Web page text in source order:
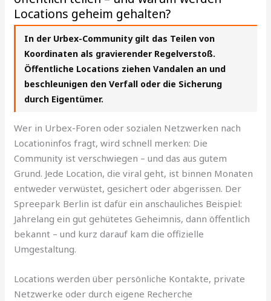
Locations geheim gehalten?
In der Urbex-Community gilt das Teilen von
Koordinaten als gravierender Regelverstoß.
Öffentliche Locations ziehen Vandalen an und
beschleunigen den Verfall oder die Sicherung
durch Eigentümer.
Wer in Urbex-Foren oder sozialen Netzwerken nach
Locationinfos fragt, wird schnell merken: Die
Community ist verschwiegen – und das aus gutem
Grund. Jede Location, die viral geht, ist binnen Monaten
entweder verwüstet, gesichert oder abgerissen. Der
Spreepark Berlin ist dafür ein anschauliches Beispiel:
Jahrelang ein gut gehütetes Geheimnis, dann öffentlich
bekannt – und kurz darauf kam die offizielle
Umgestaltung.
Locations werden über persönliche Kontakte, private
Netzwerke oder durch eigene Recherche